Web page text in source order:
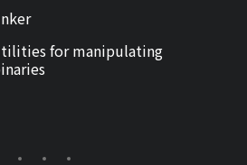
for manipulating